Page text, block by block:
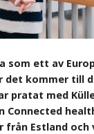
som ett av
det kommer till
pratat med
Connected
från Estland och